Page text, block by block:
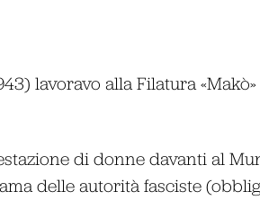
lavoravo alla Filatura
di donne davanti al
delle autorità fasciste